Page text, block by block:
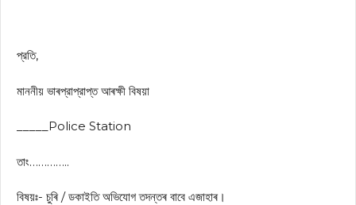
প্রতি,
মাননীয় ভাৰপ্রাপ্রাপ্ত আৰক্ষী বিষয়া
_____Police Station
তাং…………..
বিষয়ঃ- চুৰি / ডকাইতি অভিযোগ তদন্তৰ বাবে এজাহাৰ।